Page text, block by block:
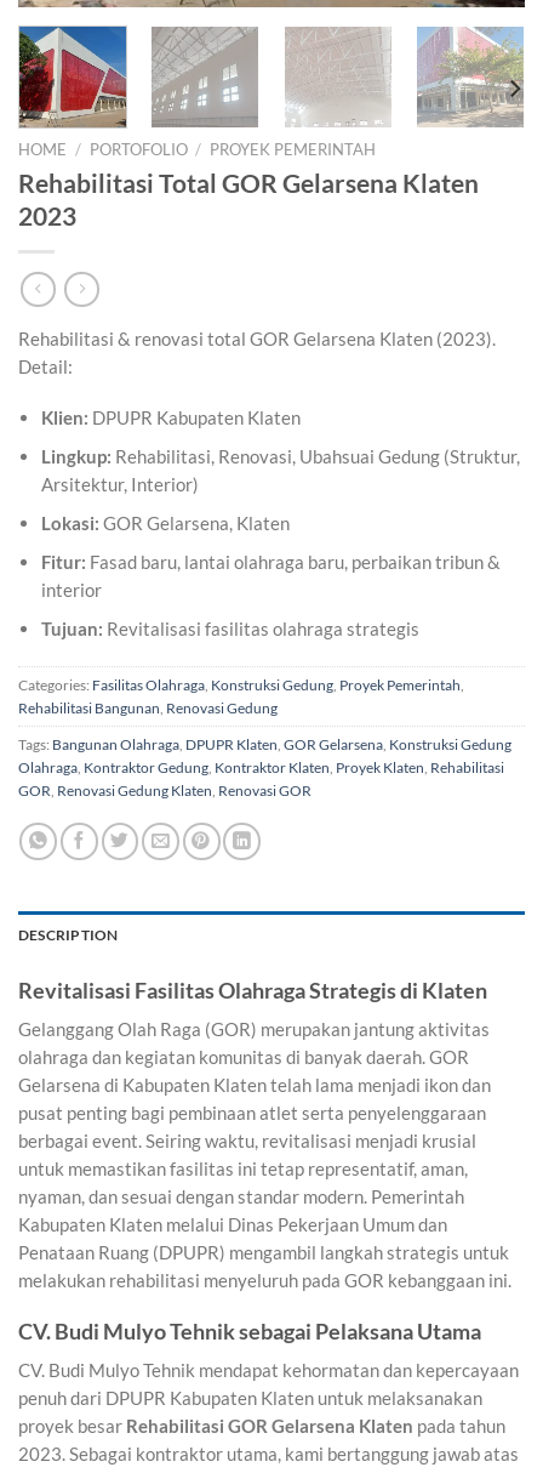
HOME / PORTOFOLIO / PROYEK PEMERINTAH
Rehabilitasi Total GOR Gelarsena Klaten
2023
Rehabilitasi & renovasi total GOR Gelarsena Klaten (2023).
Detail:
Klien: DPUPR Kabupaten Klaten
Lingkup: Rehabilitasi, Renovasi, Ubahsuai Gedung (Struktur,
Arsitektur, Interior)
Lokasi: GOR Gelarsena, Klaten
Fitur: Fasad baru, lantai olahraga baru, perbaikan tribun &
interior
Tujuan: Revitalisasi fasilitas olahraga strategis
Categories: Fasilitas Olahraga, Konstruksi Gedung, Proyek Pemerintah,
Rehabilitasi Bangunan, Renovasi Gedung
Tags: Bangunan Olahraga, DPUPR Klaten, GOR Gelarsena, Konstruksi Gedung
Olahraga, Kontraktor Gedung, Kontraktor Klaten, Proyek Klaten, Rehabilitasi
GOR, Renovasi Gedung Klaten, Renovasi GOR
DESCRIPTION
Revitalisasi Fasilitas Olahraga Strategis di Klaten
Gelanggang Olah Raga (GOR) merupakan jantung aktivitas
olahraga dan kegiatan komunitas di banyak daerah. GOR
Gelarsena di Kabupaten Klaten telah lama menjadi ikon dan
pusat penting bagi pembinaan atlet serta penyelenggaraan
berbagai event. Seiring waktu, revitalisasi menjadi krusial
untuk memastikan fasilitas ini tetap representatif, aman,
nyaman, dan sesuai dengan standar modern. Pemerintah
Kabupaten Klaten melalui Dinas Pekerjaan Umum dan
Penataan Ruang (DPUPR) mengambil langkah strategis untuk
melakukan rehabilitasi menyeluruh pada GOR kebanggaan ini.
CV. Budi Mulyo Tehnik sebagai Pelaksana Utama
CV. Budi Mulyo Tehnik mendapat kehormatan dan kepercayaan
penuh dari DPUPR Kabupaten Klaten untuk melaksanakan
proyek besar Rehabilitasi GOR Gelarsena Klaten pada tahun
2023. Sebagai kontraktor utama, kami bertanggung jawab atas